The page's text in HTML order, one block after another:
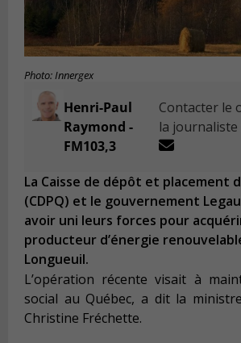
Photo: Innergex
Henri-Paul
Raymond -
FM103,3
Contacter le
la journaliste
La Caisse de dépôt et placement
(CDPQ) et le gouvernement
avoir uni leurs forces pour
producteur d’énergie
Longueuil.
L’opération récente visait à
social au Québec, a dit la ministre
Christine Fréchette.